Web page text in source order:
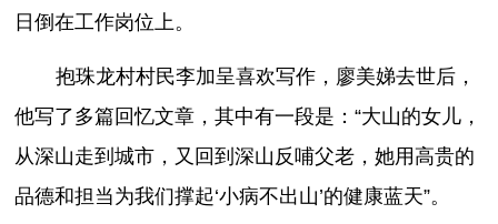
日倒在工作岗位上。
抱珠龙村村民李加呈喜欢写作，廖美娣去世后，
他写了多篇回忆文章，其中有一段是：“大山的女儿，
从深山走到城市，又回到深山反哺父老，她用高贵的
品德和担当为我们撑起‘小病不出山’的健康蓝天”。